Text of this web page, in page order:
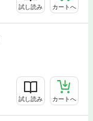
試し読み カートへ
試し読み カートへ